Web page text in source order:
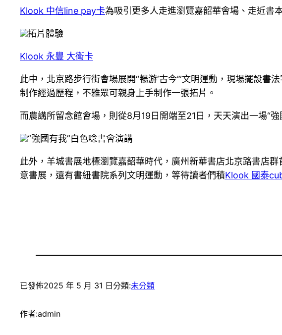
Klook 中信line pay卡為吸引更多人走進瀏覽嘉韶華會場、走近書
拓片體驗
Klook 永豐 大衛卡
此中，北京路步行街會場展開“暢游‘古今’”文明運動，現場擺設
制作經過歷程，不雅眾可親身上手制作一張拓片。
而農講所留念館會場，則從8月19日開端至21日，天天演出一場“
“強國有我”白色唸書會演講
此外，羊城書展地標瀏覽嘉韶華時代，廣州新華書店北京路書店群
意書展，還有書紐書院系列文明運動，等待讀者們積Klook 國泰
已發佈2025 年 5 月 31 日 分類:未分類
作者:admin